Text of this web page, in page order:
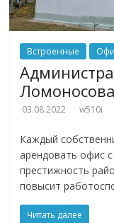
Встроенные
Ломоносова
03.08.2022 w510i
Каждый
арендовать офис
престижность
повысит
Читать далее